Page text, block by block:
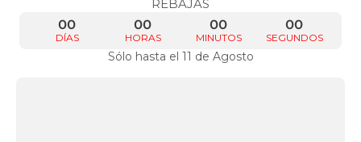
REBAJAS
DÍAS
00
HORAS
00
MINUTOS
00
SEGUNDOS
00
Sólo hasta el 11 de Agosto